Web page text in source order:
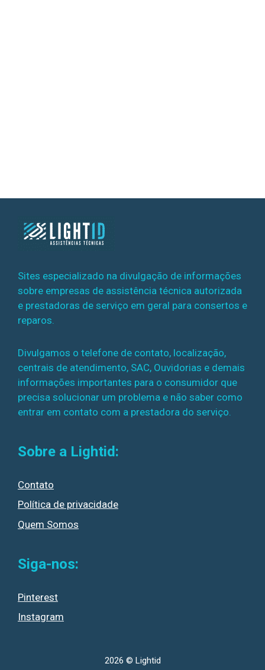
Sites especializado na divulgação de informações
sobre empresas de assistência técnica autorizada
e prestadoras de serviço em geral para consertos e
reparos.
Divulgamos o telefone de contato, localização,
centrais de atendimento, SAC, Ouvidorias e demais
informações importantes para o consumidor que
precisa solucionar um problema e não saber como
entrar em contato com a prestadora do serviço.
Sobre a Lightid:
Contato
Política de privacidade
Quem Somos
Siga-nos:
Pinterest
Instagram
2026 © Lightid